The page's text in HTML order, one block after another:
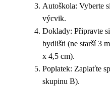
Autoškola: Vyberte
výcvik.
Doklady: Připravte
bydlišti (ne starší 3
x 4,5 cm).
Poplatek: Zaplaťte
skupinu B).